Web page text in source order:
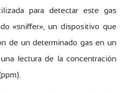
para detectar este gas
«sniffer», un dispositivo que
de un determinado gas en un
lectura de la concentración